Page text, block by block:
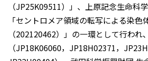
（JP25K09511）」、上原記念生命科
「セントロメア領域の転写による染色
（202120462）」の一環として行われ
（JP18K06060，JP18H02371，